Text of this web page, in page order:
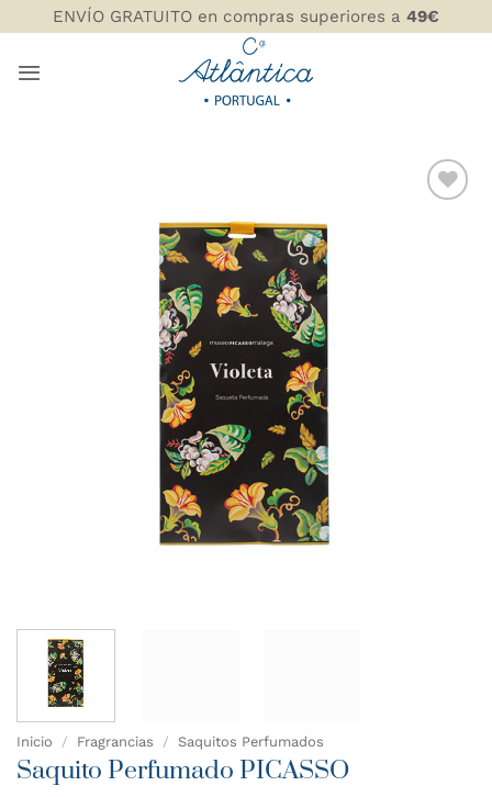
al
contenido
ENVÍO GRATUITO en compras superiores a 49€
Inicio / Fragrancias / Saquitos Perfumados
Saquito Perfumado PICASSO